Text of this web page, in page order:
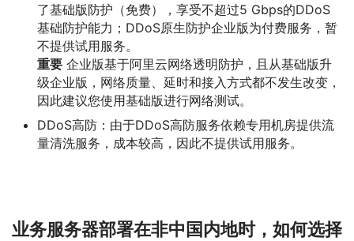
了基础版防护（免费），享受不超过5 Gbps的DDoS
基础防护能力；DDoS原生防护企业版为付费服务，暂
不提供试用服务。
重要 企业版基于阿里云网络透明防护，且从基础版升
级企业版，网络质量、延时和接入方式都不发生改变，
因此建议您使用基础版进行网络测试。
DDoS高防：由于DDoS高防服务依赖专用机房提供流
量清洗服务，成本较高，因此不提供试用服务。
业务服务器部署在非中国内地时，如何选择